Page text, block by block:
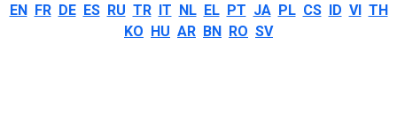
EN FR DE ES RU TR IT NL EL PT JA PL CS ID VI TH
KO HU AR BN RO SV